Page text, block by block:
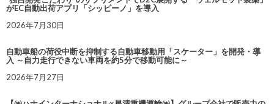
がEC自動出荷アプリ「シッピーノ」を導入
2026年7月30日
自動車船の荷役中断を抑制する自動車移動用「スケーター」を開発・導
入 ～自力走行できない車両を約5分で移動可能に～
2026年7月27日